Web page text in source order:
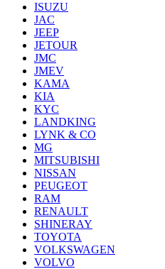
ISUZU
JAC
JEEP
JETOUR
JMC
JMEV
KAMA
KIA
KYC
LANDKING
LYNK & CO
MG
MITSUBISHI
NISSAN
PEUGEOT
RAM
RENAULT
SHINERAY
TOYOTA
VOLKSWAGEN
VOLVO